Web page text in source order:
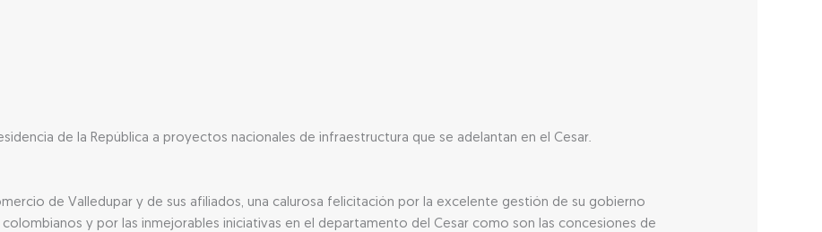
de la República a proyectos nacionales de infraestructura que se adelantan en el Cesar.
de Valledupar y de sus afiliados, una calurosa felicitación por la excelente gestión de su gobierno
y por las inmejorables iniciativas en el departamento del Cesar como son las concesiones de